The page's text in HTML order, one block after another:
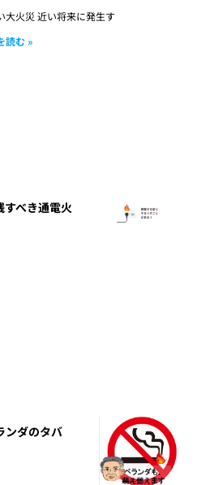
大火災 近い将来に発生す
読む »
すべき通電火
ンダのタバ